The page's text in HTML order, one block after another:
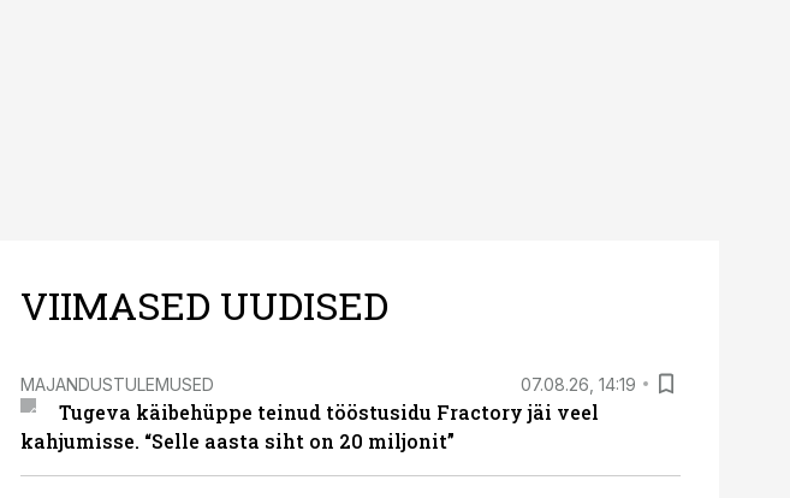
VIIMASED UUDISED
MAJANDUSTULEMUSED 07.08.26, 14:19
Tugeva käibehüppe teinud tööstusidu Fractory jäi veel
kahjumisse. “Selle aasta siht on 20 miljonit”